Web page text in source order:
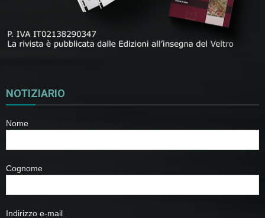
NOTIZIARIO
Nome
Cognome
Indirizzo e-mail